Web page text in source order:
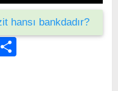
hansı bankdadır?